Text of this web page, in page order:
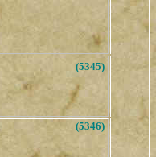
(5345)
(5346)